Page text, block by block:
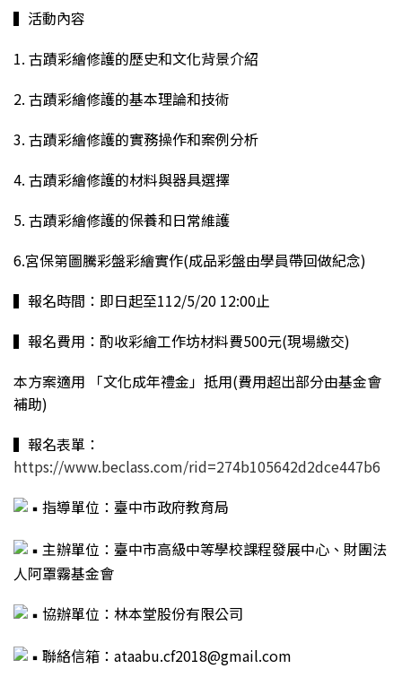
▍活動內容
1. 古蹟彩繪修護的歷史和文化背景介紹
2. 古蹟彩繪修護的基本理論和技術
3. 古蹟彩繪修護的實務操作和案例分析
4. 古蹟彩繪修護的材料與器具選擇
5. 古蹟彩繪修護的保養和日常維護
6.宮保第圖騰彩盤彩繪實作(成品彩盤由學員帶回做紀念)
▍報名時間：即日起至112/5/20 12:00止
▍報名費用：酌收彩繪工作坊材料費500元(現場繳交)
本方案適用 「文化成年禮金」抵用(費用超出部分由基金會
補助)
▍報名表單：
https://www.beclass.com/rid=274b105642d2dce447b6
指導單位：臺中市政府教育局
主辦單位：臺中市高級中等學校課程發展中心、財團法
人阿罩霧基金會
協辦單位：林本堂股份有限公司
聯絡信箱：ataabu.cf2018@gmail.com